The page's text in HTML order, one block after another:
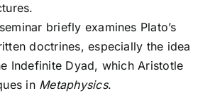
briefly examines Plato’s
doctrines, especially the idea
Indefinite Dyad, which Aristotle
in Metaphysics.